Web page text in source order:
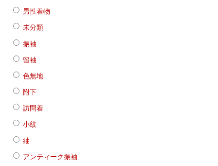
男性着物
未分類
振袖
留袖
色無地
附下
訪問着
小紋
紬
アンティーク振袖